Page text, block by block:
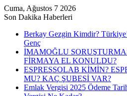
Cuma, Ağustos 7 2026
Son Dakika Haberleri
Berkay Gezgin Kimdir?
Genç
İMAMOĞLU
FİRMAYA EL KONULDU?
ESPRESSOLAB KİMİN?
MU? KAÇ ŞUBESİ VAR?
Emlak Vergisi 2025 Ödeme